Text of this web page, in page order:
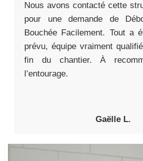
Nous avons contacté cette
pour une demande de
Bouchée Facilement. Tout a
prévu, équipe vraiment
fin du chantier. À
l’entourage.
Gaëlle L.